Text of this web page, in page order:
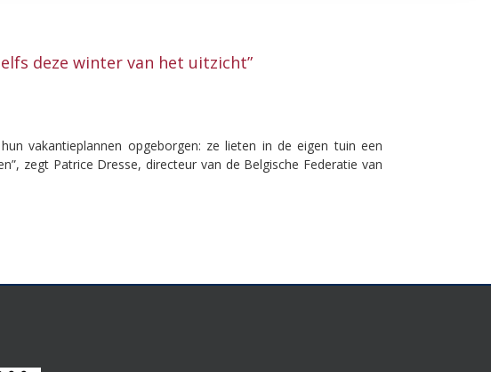
deze winter van het uitzicht”
vakantieplannen opgeborgen: ze lieten in de eigen tuin een
zegt Patrice Dresse, directeur van de Belgische Federatie van